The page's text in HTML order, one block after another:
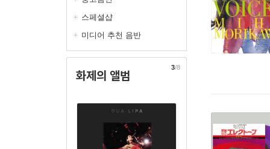
스페셜샵
미디어 추천 음반
화제의 앨범
3/8